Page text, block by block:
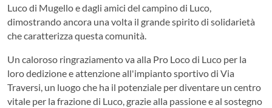
Luco di Mugello e dagli amici del campino di Luco,
dimostrando ancora una volta il grande spirito di solidarietà
che caratterizza questa comunità.
Un caloroso ringraziamento va alla Pro Loco di Luco per la
loro dedizione e attenzione all'impianto sportivo di Via
Traversi, un luogo che ha il potenziale per diventare un centro
vitale per la frazione di Luco, grazie alla passione e al sostegno